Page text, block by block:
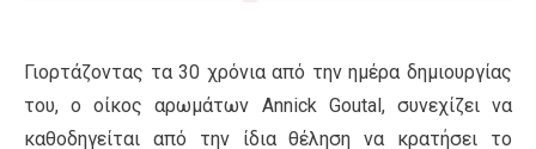
Γιορτάζοντας τα 30 χρόνια από την ημέρα δημιουργίας
του, ο οίκος αρωμάτων Annick Goutal, συνεχίζει να
καθοδηγείται από την ίδια θέληση να κρατήσει το